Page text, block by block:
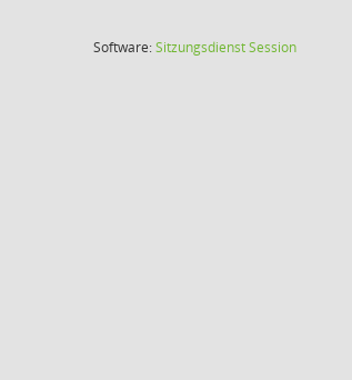
Software:SitzungsdienstSession(Wird in